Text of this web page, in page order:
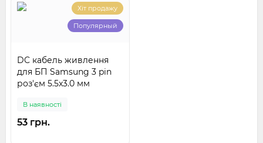
Хіт продажу
Популярный
DC кабель живлення
для БП Samsung 3 pin
роз'єм 5.5x3.0 мм
В наявності
53 грн.